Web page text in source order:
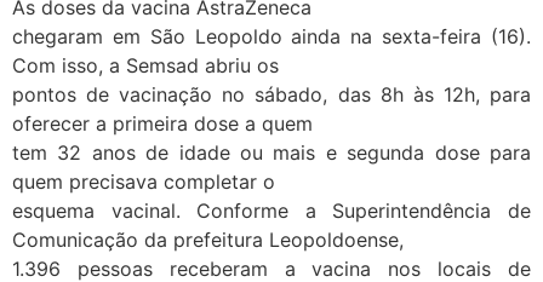
As doses da vacina AstraZeneca
chegaram em São Leopoldo ainda na sexta-feira (16).
Com isso, a Semsad abriu os
pontos de vacinação no sábado, das 8h às 12h, para
oferecer a primeira dose a quem
tem 32 anos de idade ou mais e segunda dose para
quem precisava completar o
esquema vacinal. Conforme a Superintendência de
Comunicação da prefeitura Leopoldoense,
1.396 pessoas receberam a vacina nos locais de